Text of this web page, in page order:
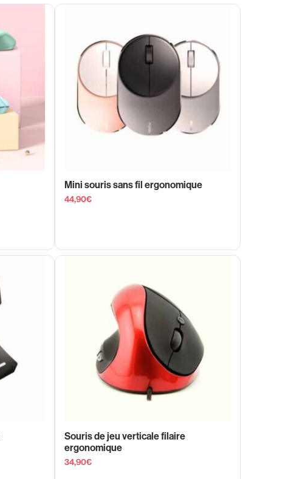
Mini souris sans fil ergonomique
44,90€
Souris de jeu verticale filaire
ergonomique
34,90€